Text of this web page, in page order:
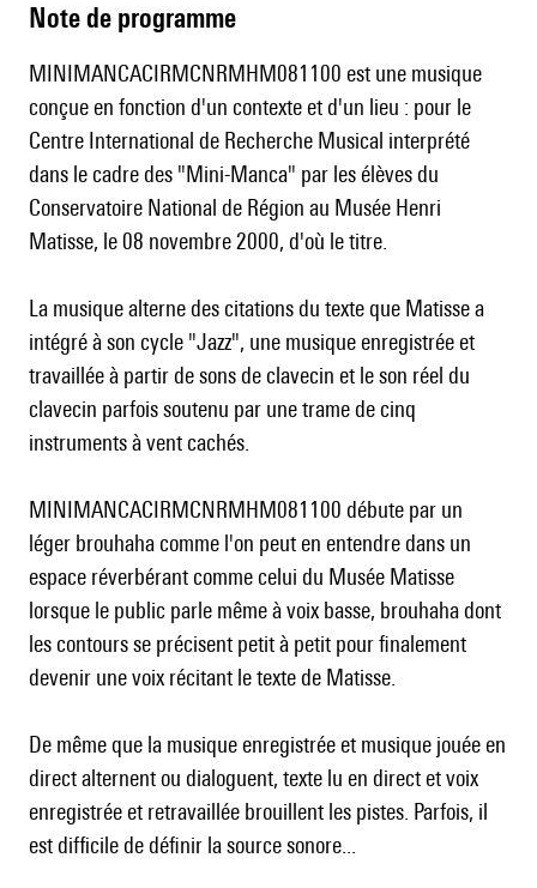
Note de programme
MINIMANCACIRMCNRMHM081100 est une musique
conçue en fonction d'un contexte et d'un lieu : pour le
Centre International de Recherche Musical interprété
dans le cadre des "Mini-Manca" par les élèves du
Conservatoire National de Région au Musée Henri
Matisse, le 08 novembre 2000, d'où le titre.
La musique alterne des citations du texte que Matisse a
intégré à son cycle "Jazz", une musique enregistrée et
travaillée à partir de sons de clavecin et le son réel du
clavecin parfois soutenu par une trame de cinq
instruments à vent cachés.
MINIMANCACIRMCNRMHM081100 débute par un
léger brouhaha comme l'on peut en entendre dans un
espace réverbérant comme celui du Musée Matisse
lorsque le public parle même à voix basse, brouhaha dont
les contours se précisent petit à petit pour finalement
devenir une voix récitant le texte de Matisse.
De même que la musique enregistrée et musique jouée en
direct alternent ou dialoguent, texte lu en direct et voix
enregistrée et retravaillée brouillent les pistes. Parfois, il
est difficile de définir la source sonore...